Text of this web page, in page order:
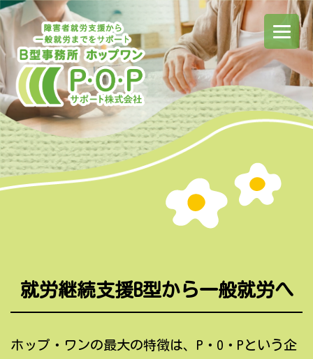
就労継続支援B型から一般就労へ
ホップ・ワンの最大の特徴は、P・O・Pという企